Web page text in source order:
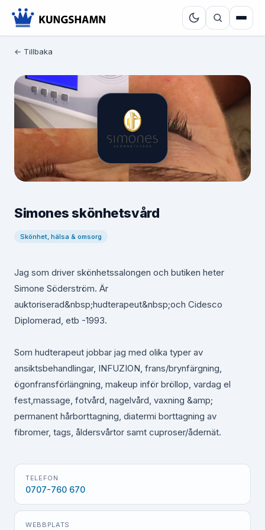
← Tillbaka
Simones skönhetsvård
Skönhet, hälsa & omsorg
Jag som driver skönhetssalongen och butiken heter
Simone Söderström. Är
auktoriserad&nbsp;hudterapeut&nbsp;och Cidesco
Diplomerad, etb -1993.
Som hudterapeut jobbar jag med olika typer av
ansiktsbehandlingar, INFUZION, frans/brynfärgning,
ögonfransförlängning, makeup inför bröllop, vardag el
fest,massage, fotvård, nagelvård, vaxning &amp;
permanent hårborttagning, diatermi borttagning av
fibromer, tags, åldersvårtor samt cuproser/ådernät.
TELEFON
0707-760 670
WEBBPLATS